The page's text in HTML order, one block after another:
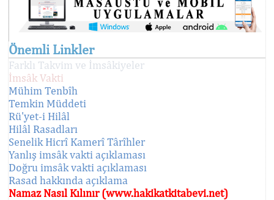
Önemli Linkler
Farklı Takvim ve İmsâkiyeler
İmsâk Vakti
Mühim Tenbîh
Temkin Müddeti
Rü'yet-i Hilâl
Hilâl Rasadları
Senelik Hicrî Kamerî Târîhler
Yanlış imsâk vakti açıklaması
Doğru imsâk vakti açıklaması
Rasad hakkında açıklama
Namaz Nasıl Kılınır (www.hakikatkitabevi.net)